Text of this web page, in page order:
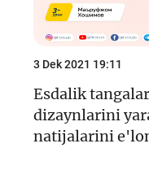
3 Dek 2021 19:11
Esdalik
dizaynlarini
natijalarini